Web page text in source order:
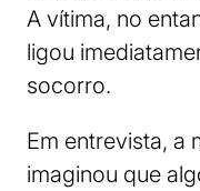
A vítima, no
ligou
socorro.
Em entrevista, a
imaginou que